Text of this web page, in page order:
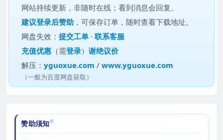
网站持续更新，非随时在线；看到消息会回复。
建议登录后赞助 ，可保存订单，随时查看下载地址。
网盘失效：提交工单 ·联系客服
充值优惠 （需登录）谢绝议价
解压：yguoxue.com /www.yguoxue.com
（一般为百度网盘获取）
赞助须知